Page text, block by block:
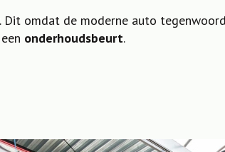
Dit omdat de moderne auto
onderhoudsbeurt.